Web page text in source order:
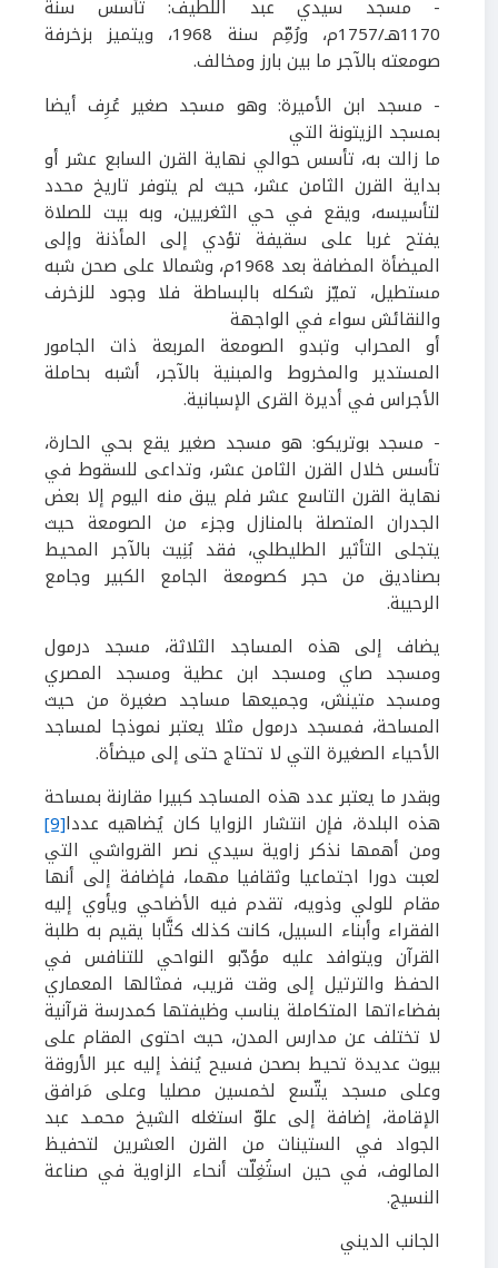
- مسجد سيدي عبد اللطيف: تأسس سنة
1170هـ/1757م، ورُمِّم سنة 1968، ويتميز بزخرفة
صومعته بالآجر ما بين بارز ومخالف.
- مسجد ابن الأميرة: وهو مسجد صغير عُرِف أيضا
بمسجد الزيتونة التي
ما زالت به، تأسس حوالي نهاية القرن السابع عشر أو
بداية القرن الثامن عشر، حيث لم يتوفر تاريخ محدد
لتأسيسه، ويقع في حي الثغريين، وبه بيت للصلاة
يفتح غربا على سقيفة تؤدي إلى المأذنة وإلى
الميضأة المضافة بعد 1968م، وشمالا على صحن شبه
مستطيل، تميّز شكله بالبساطة فلا وجود للزخرف
والنقائش سواء في الواجهة
أو المحراب وتبدو الصومعة المربعة ذات الجامور
المستدير والمخروط والمبنية بالآجر، أشبه بحاملة
الأجراس في أديرة القرى الإسبانية.
- مسجد بوتريكو: هو مسجد صغير يقع بحي الحارة،
تأسس خلال القرن الثامن عشر، وتداعى للسقوط في
نهاية القرن التاسع عشر فلم يبق منه اليوم إلا بعض
الجدران المتصلة بالمنازل وجزء من الصومعة حيث
يتجلى التأثير الطليطلي، فقد بُنِيت بالآجر المحيط
بصناديق من حجر كصومعة الجامع الكبير وجامع
الرحيبة.
يضاف إلى هذه المساجد الثلاثة، مسجد درمول
ومسجد صاي ومسجد ابن عطية ومسجد المصري
ومسجد متينش، وجميعها مساجد صغيرة من حيث
المساحة، فمسجد درمول مثلا يعتبر نموذجا لمساجد
الأحياء الصغيرة التي لا تحتاج حتى إلى ميضأة.
وبقدر ما يعتبر عدد هذه المساجد كبيرا مقارنة بمساحة
هذه البلدة، فإن انتشار الزوايا كان يُضاهيه عددا[9]
ومن أهمها نذكر زاوية سيدي نصر القرواشي التي
لعبت دورا اجتماعيا وثقافيا مهما، فإضافة إلى أنها
مقام للولي وذويه، تقدم فيه الأضاحي ويأوي إليه
الفقراء وأبناء السبيل، كانت كذلك كتَّابا يقيم به طلبة
القرآن ويتوافد عليه مؤدّبو النواحي للتنافس في
الحفظ والترتيل إلى وقت قريب، فمثالها المعماري
بفضاءاتها المتكاملة يناسب وظيفتها كمدرسة قرآنية
لا تختلف عن مدارس المدن، حيث احتوى المقام على
بيوت عديدة تحيط بصحن فسيح يُنفذ إليه عبر الأروقة
وعلى مسجد يتّسع لخمسين مصليا وعلى مَرافق
الإقامة، إضافة إلى علوّ استغله الشيخ محمـد عبد
الجواد في الستينات من القرن العشرين لتحفيظ
المالوف، في حين استُغِلّت أنحاء الزاوية في صناعة
النسيج.
الجانب الديني